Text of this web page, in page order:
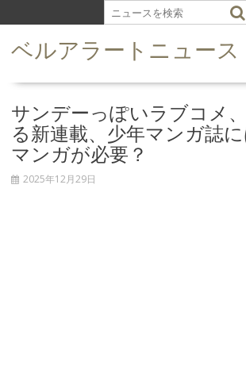
k
ベルアラートニュース
サンデーっぽいラブコメ
る新連載、少年マンガ誌
マンガが必要？
2025年12月29日